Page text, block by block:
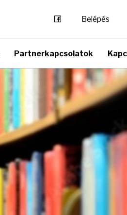
FacebookBelépés
Partnerkapcsolatok